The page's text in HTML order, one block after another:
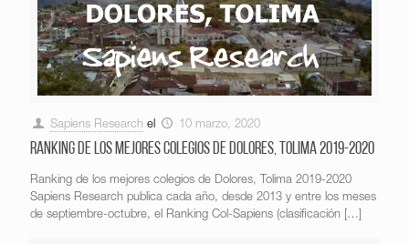
Sapiens Research el 10 marzo, 2020
Ranking de los mejores colegios de Dolores, Tolima 2019-2020
Ranking de los mejores colegios de Dolores, Tolima 2019-2020
Sapiens Research publica cada año, desde 2013 y entre los meses
de septiembre-octubre, el Ranking Col-Sapiens (clasificación […]